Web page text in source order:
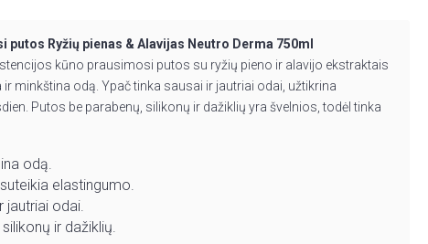
Ryžių pienas & Alavijas Neutro Derma 750ml
kūno prausimosi putos su ryžių pieno ir alavijo ekstraktais
minkština odą. Ypač tinka sausai ir jautriai odai, užtikrina
Putos be parabenų, silikonų ir dažiklių yra švelnios, todėl tinka
odą.
elastingumo.
jautriai odai.
ir dažiklių.